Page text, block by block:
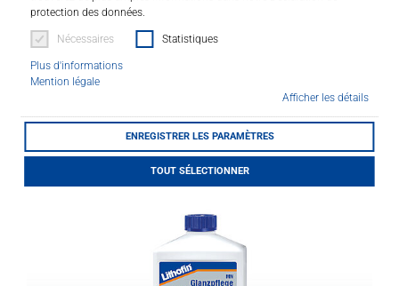
protection des données.
Nécessaires Statistiques
Plus d'informations
Mention légale
Afficher les détails
ENREGISTRER LES PARAMÈTRES
TOUT SÉLECTIONNER
Entreprise
Contacter
DISTRIBUTEUR
Download
Art.Nr. : 172
Pour raviver occasionnellement le brillant des sols en
marbre et autres pierres polies. Contribue à maintenir
une surface résistante et constitue un entretien
complémentaire idéal. Produit idéal de soins
complémentaires pour tous les sols brillants. Permet
aussi le traitement initial des revêtements polis,
rugueux ou ternes.